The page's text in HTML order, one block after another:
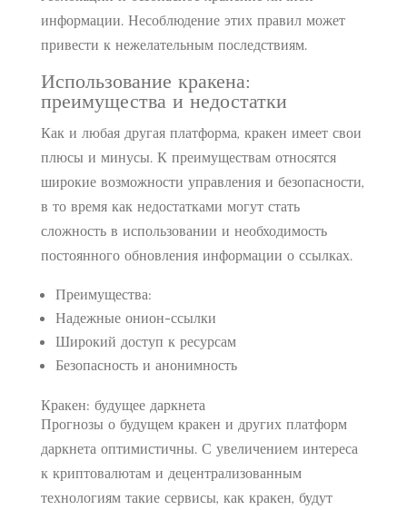
информации. Несоблюдение этих правил может
привести к нежелательным последствиям.
Использование кракена:
преимущества и недостатки
Как и любая другая платформа, кракен имеет свои
плюсы и минусы. К преимуществам относятся
широкие возможности управления и безопасности,
в то время как недостатками могут стать
сложность в использовании и необходимость
постоянного обновления информации о ссылках.
Преимущества:
Надежные онион-ссылки
Широкий доступ к ресурсам
Безопасность и анонимность
Кракен: будущее даркнета
Прогнозы о будущем кракен и других платформ
даркнета оптимистичны. С увеличением интереса
к криптовалютам и децентрализованным
технологиям такие сервисы, как кракен, будут